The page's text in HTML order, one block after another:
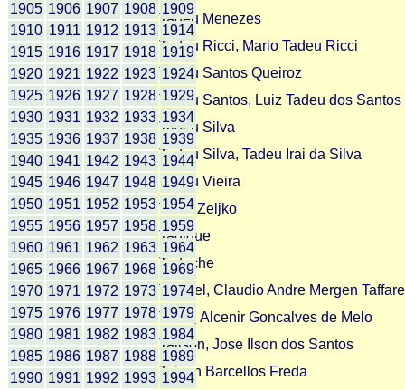
1905 1906 1907 1908 1909
1910 1911 1912 1913 1914
1915 1916 1917 1918 1919
1920 1921 1922 1923 1924
1925 1926 1927 1928 1929
1930 1931 1932 1933 1934
1935 1936 1937 1938 1939
1940 1941 1942 1943 1944
1945 1946 1947 1948 1949
1950 1951 1952 1953 1954
1955 1956 1957 1958 1959
1960 1961 1962 1963 1964
1965 1966 1967 1968 1969
1970 1971 1972 1973 1974
1975 1976 1977 1978 1979
1980 1981 1982 1983 1984
1985 1986 1987 1988 1989
1990 1991 1992 1993 1994
Tadeu Menezes
Tadeu Ricci, Mario Tadeu Ricci
Tadeu Santos Queiroz
Tadeu Santos, Luiz Tadeu dos Santos
Tadeu Silva
Tadeu Silva, Tadeu Irai da Silva
Tadeu Vieira
Tadic Zeljko
Tadique
Taduche
Taffarel, Claudio Andre Mergen
Taika, Alcenir Goncalves de Melo
Tailson, Jose Ilson dos Santos
Taison Barcellos Freda